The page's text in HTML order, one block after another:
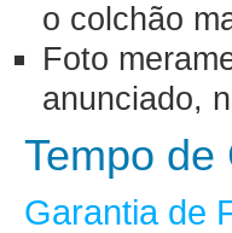
o colchão
Foto
anunciado,
Tempo de
Garantia de